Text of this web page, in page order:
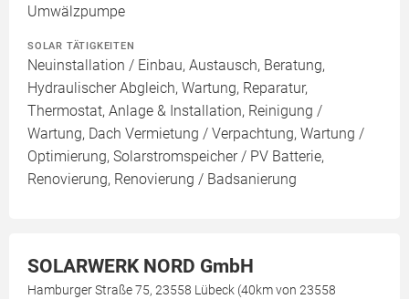
Umwälzpumpe
SOLAR TÄTIGKEITEN
Neuinstallation / Einbau, Austausch, Beratung,
Hydraulischer Abgleich, Wartung, Reparatur,
Thermostat, Anlage & Installation, Reinigung /
Wartung, Dach Vermietung / Verpachtung, Wartung /
Optimierung, Solarstromspeicher / PV Batterie,
Renovierung, Renovierung / Badsanierung
SOLARWERK NORD GmbH
Hamburger Straße 75, 23558 Lübeck (40km von 23558